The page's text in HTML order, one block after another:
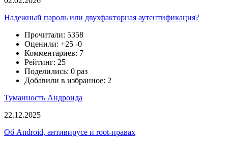
Надежный пароль или двухфакторная аутентификация?
Прочитали: 5358
Оценили: +25 -0
Комментариев: 7
Рейтинг: 25
Поделились: 0 раз
Добавили в избранное: 2
Туманность Андроида
22.12.2025
Об Android, антивирусе и root-правах